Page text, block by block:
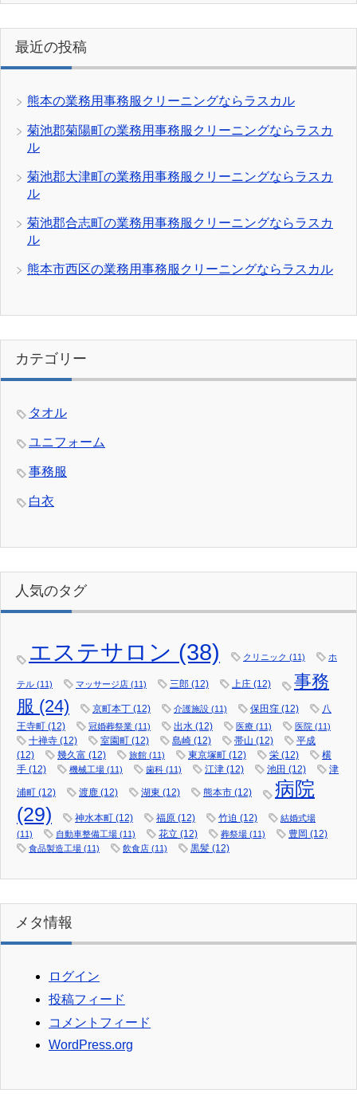
最近の投稿
熊本の業務用事務服クリーニングならラスカル
菊池郡菊陽町の業務用事務服クリーニングならラスカ
ル
菊池郡大津町の業務用事務服クリーニングならラスカ
ル
菊池郡合志町の業務用事務服クリーニングならラスカ
ル
熊本市西区の業務用事務服クリーニングならラスカル
カテゴリー
タオル
ユニフォーム
事務服
白衣
人気のタグ
エステサロン (38) クリニック (11) ホ
テル (11) マッサージ店 (11) 三郎 (12) 上庄 (12)
事務
服 (24) 京町本丁 (12) 介護施設 (11) 保田窪 (12)
八
王寺町 (12) 冠婚葬祭業 (11) 出水 (12) 医療 (11) 医院 (11)
十禅寺 (12) 室園町 (12) 島崎 (12) 帯山 (12)
平成
(12)
幾久富 (12) 旅館 (11) 東京塚町 (12) 栄 (12)
横
手 (12) 機械工場 (11) 歯科 (11) 江津 (12) 池田 (12) 津
浦町 (12) 渡鹿 (12) 湖東 (12) 熊本市 (12)
病院
(29)
神水本町 (12) 福原 (12) 竹迫 (12)
結婚式場
(11)
自動車整備工場 (11) 花立 (12) 葬祭場 (11) 豊岡 (12)
食品製造工場 (11) 飲食店 (11) 黒髪 (12)
メタ情報
ログイン
投稿フィード
コメントフィード
WordPress.org